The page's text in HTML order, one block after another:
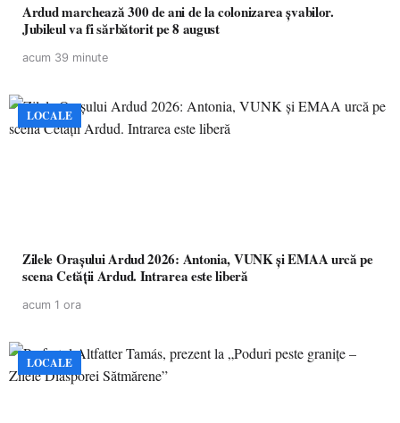
Ardud marchează 300 de ani de la colonizarea șvabilor.
Jubileul va fi sărbătorit pe 8 august
acum 39 minute
LOCALE
Zilele Orașului Ardud 2026: Antonia, VUNK și EMAA urcă pe
scena Cetății Ardud. Intrarea este liberă
acum 1 ora
LOCALE